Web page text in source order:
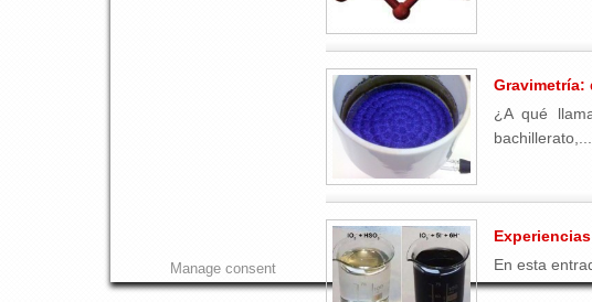
¿A qué
bachillerato,...
En esta
Manage consent